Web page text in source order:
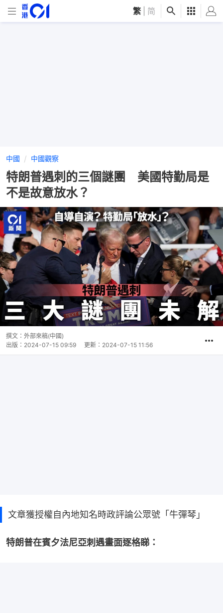
繁 简
中國 中國觀察
特朗普遇刺的三個謎團 美國特勤局是
不是故意放水？
撰文： 外部來稿(中國)
出版： 2024-07-15 09:59 更新： 2024-07-15 11:56
文章獲授權自內地知名時政評論公眾號「牛彈琴」
特朗普在賓夕法尼亞刺遇畫面逐格睇：